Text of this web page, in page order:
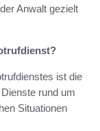
Anwalt gezielt
ist die
rund um
Situationen